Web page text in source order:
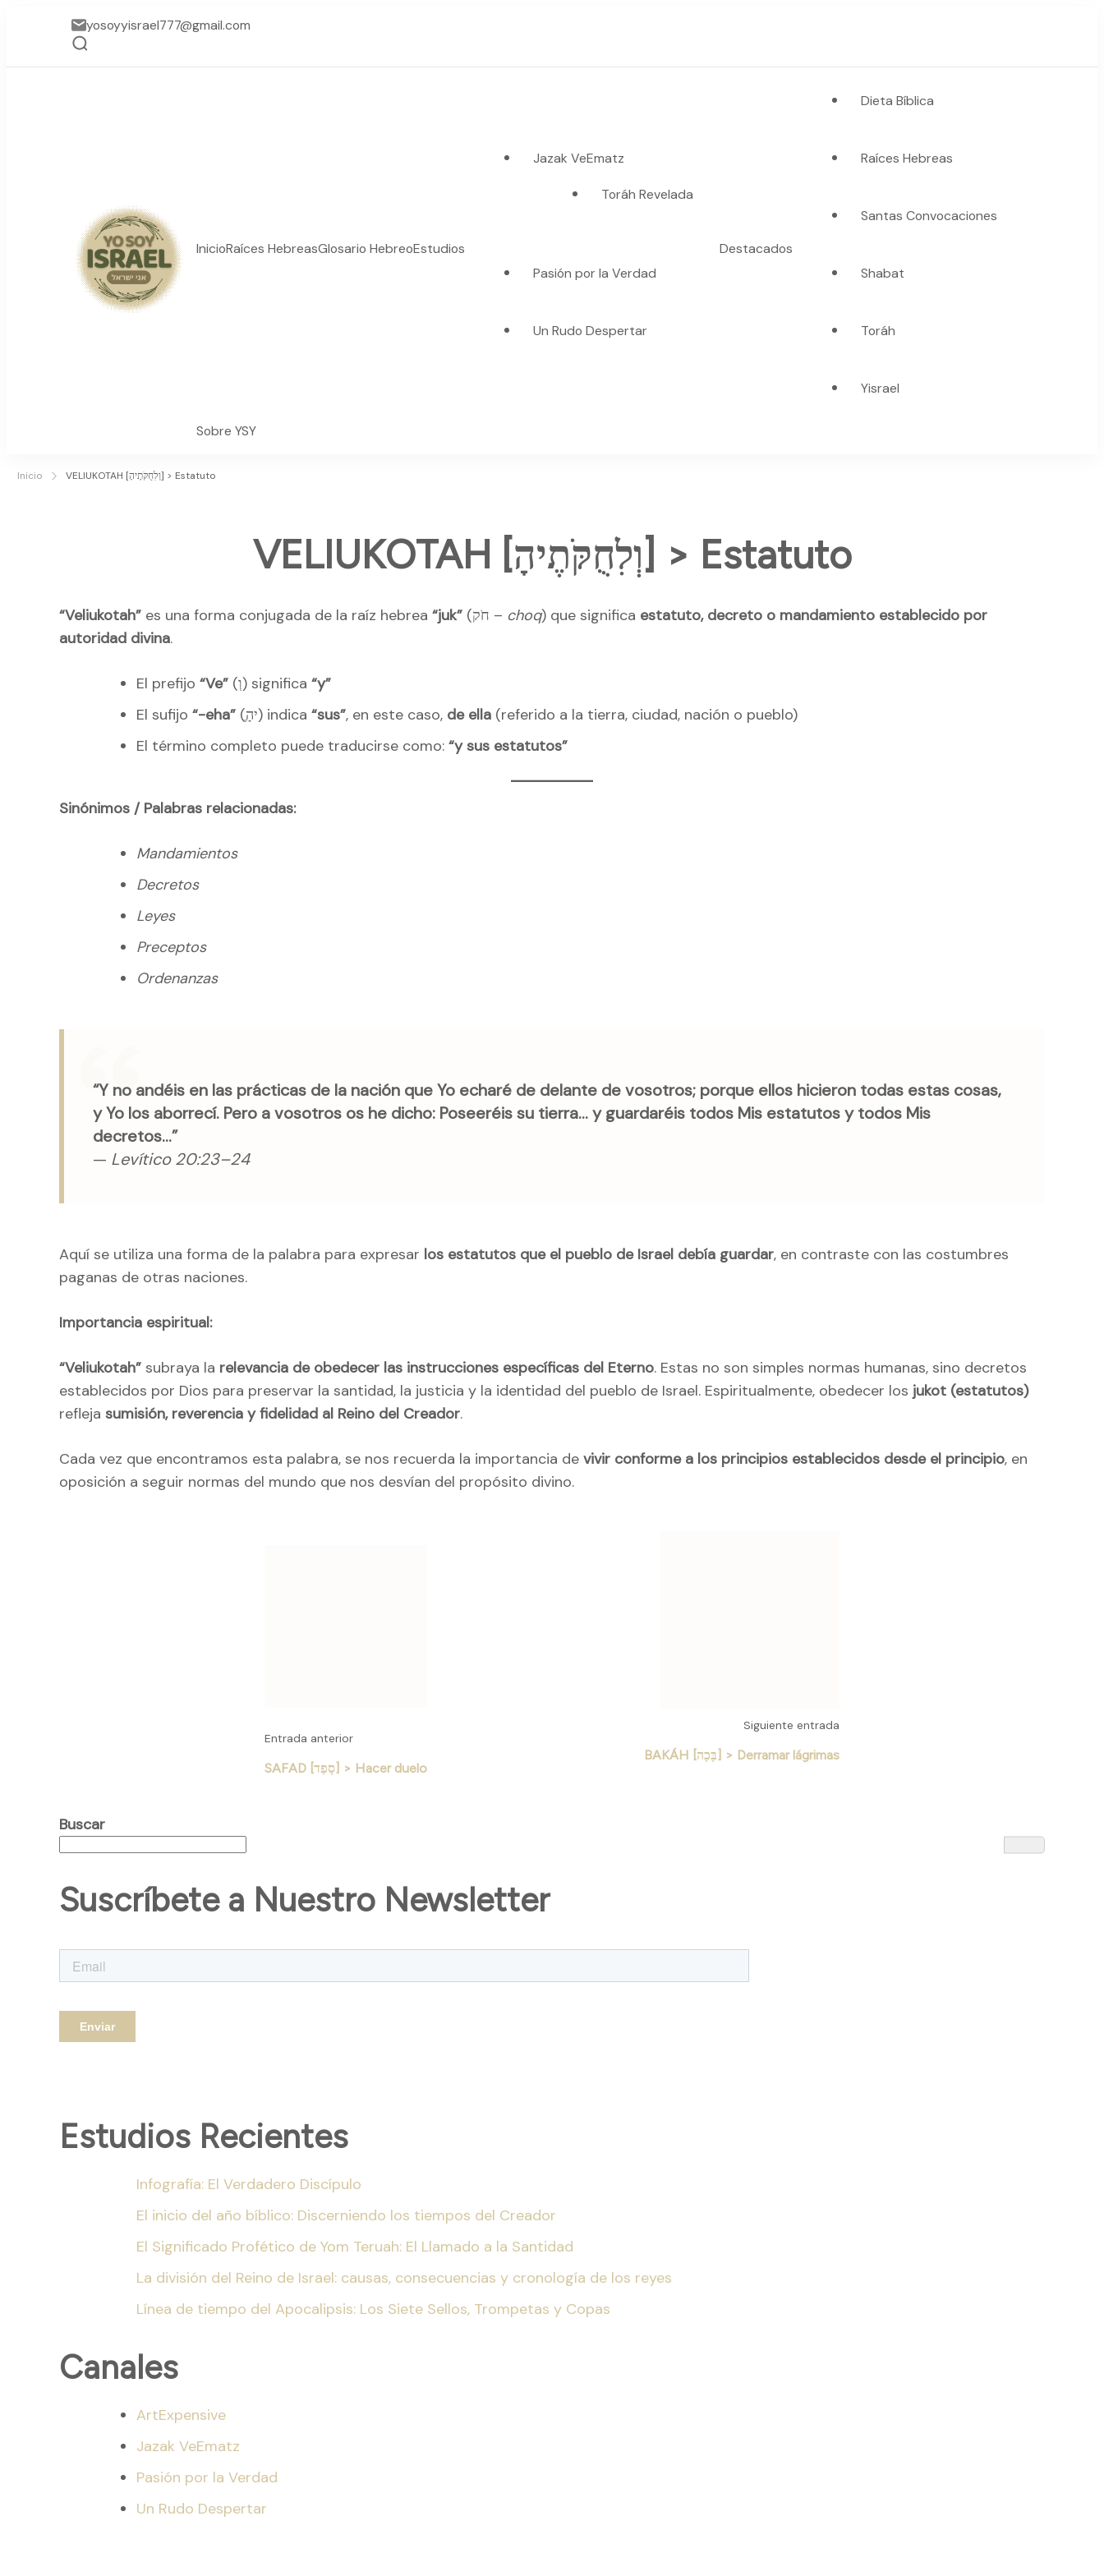
yosoyyisrael777@gmail.com
InicioRaíces HebreasGlosario HebreoEstudios
Jazak VeEmatz
Toráh Revelada
Pasión por la Verdad
Un Rudo Despertar
Destacados
Dieta Bíblica
Raíces Hebreas
Santas Convocaciones
Shabat
Toráh
Yisrael
Sobre YSY
Inicio VELIUKOTAH [וְלִחֻקֹּתֶיהָ] > Estatuto
VELIUKOTAH [וְלִחֻקֹּתֶיהָ] > Estatuto
“Veliukotah” es una forma conjugada de la raíz hebrea “juk” (חֹק – choq) que significa estatuto, decreto o mandamiento establecido por
autoridad divina.
El prefijo “Ve” (וְ) significa “y”
El sufijo “-eha” (ֶיהָ) indica “sus”, en este caso, de ella (referido a la tierra, ciudad, nación o pueblo)
El término completo puede traducirse como: “y sus estatutos”
Sinónimos / Palabras relacionadas:
Mandamientos
Decretos
Leyes
Preceptos
Ordenanzas
“Y no andéis en las prácticas de la nación que Yo echaré de delante de vosotros; porque ellos hicieron todas estas cosas,
y Yo los aborrecí. Pero a vosotros os he dicho: Poseeréis su tierra… y guardaréis todos Mis estatutos y todos Mis
decretos…”
— Levítico 20:23–24
Aquí se utiliza una forma de la palabra para expresar los estatutos que el pueblo de Israel debía guardar, en contraste con las costumbres
paganas de otras naciones.
Importancia espiritual:
“Veliukotah” subraya la relevancia de obedecer las instrucciones específicas del Eterno. Estas no son simples normas humanas, sino decretos
establecidos por Dios para preservar la santidad, la justicia y la identidad del pueblo de Israel. Espiritualmente, obedecer los jukot (estatutos)
refleja sumisión, reverencia y fidelidad al Reino del Creador.
Cada vez que encontramos esta palabra, se nos recuerda la importancia de vivir conforme a los principios establecidos desde el principio, en
oposición a seguir normas del mundo que nos desvían del propósito divino.
Entrada anterior
SAFAD [סָפַד] > Hacer duelo
Siguiente entrada
BAKÁH [בָּכָה] > Derramar lágrimas
Buscar
Suscríbete a Nuestro Newsletter
Estudios Recientes
Infografía: El Verdadero Discípulo
El inicio del año bíblico: Discerniendo los tiempos del Creador
El Significado Profético de Yom Teruah: El Llamado a la Santidad
La división del Reino de Israel: causas, consecuencias y cronología de los reyes
Línea de tiempo del Apocalipsis: Los Siete Sellos, Trompetas y Copas
Canales
ArtExpensive
Jazak VeEmatz
Pasión por la Verdad
Un Rudo Despertar